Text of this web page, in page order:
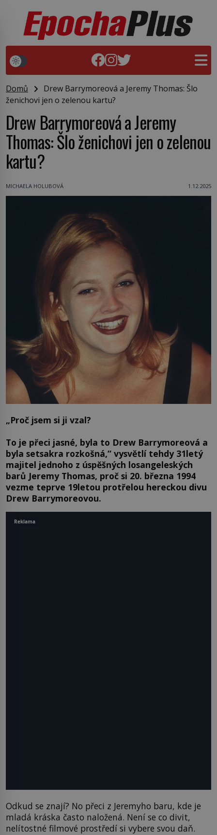
Domů
Drew Barrymoreová a Jeremy Thomas: Šlo
ženichovi jen o zelenou kartu?
Drew Barrymoreová a Jeremy
Thomas: Šlo ženichovi jen o zelenou
kartu?
MICHAELA HOLUBOVÁ 1.12.2025
„Proč jsem si ji vzal?
To je přeci jasné, byla to Drew Barrymoreová a
byla setsakra rozkošná,“ vysvětlí tehdy 31letý
majitel jednoho z úspěšných losangeleských
barů Jeremy Thomas, proč si 20. března 1994
vezme teprve 19letou protřelou hereckou divu
Drew Barrymoreovou.
Odkud se znají? No přeci z Jeremyho baru, kde je
mladá kráska často naložená. Není se co divit,
nelítostné filmové prostředí si vybere svou daň.
Reklama